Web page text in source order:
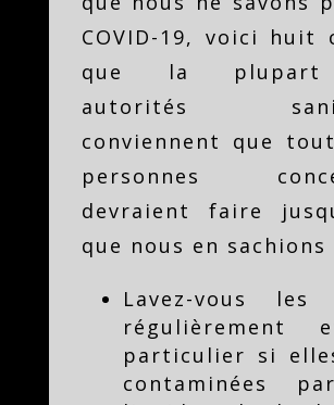
COVID-19, voici huit
que la plupart
autorités
conviennent que
personnes
devraient faire
que nous en sachions
Lavez-vous les
régulièrement
particulier si
contaminées